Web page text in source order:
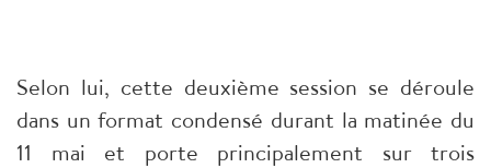
Selon lui, cette deuxième session se déroule
dans un format condensé durant la matinée du
11 mai et porte principalement sur trois